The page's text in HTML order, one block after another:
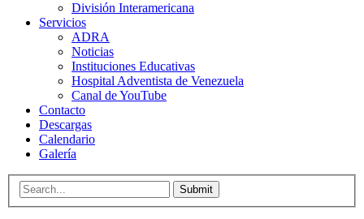
División Interamericana
Servicios
ADRA
Noticias
Instituciones Educativas
Hospital Adventista de Venezuela
Canal de YouTube
Contacto
Descargas
Calendario
Galería
Submit